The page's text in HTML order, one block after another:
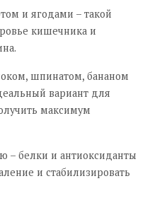
и ягодами – такой
кишечника и
шпинатом, бананом
вариант для
максимум
– белки и антиоксиданты
и стабилизировать